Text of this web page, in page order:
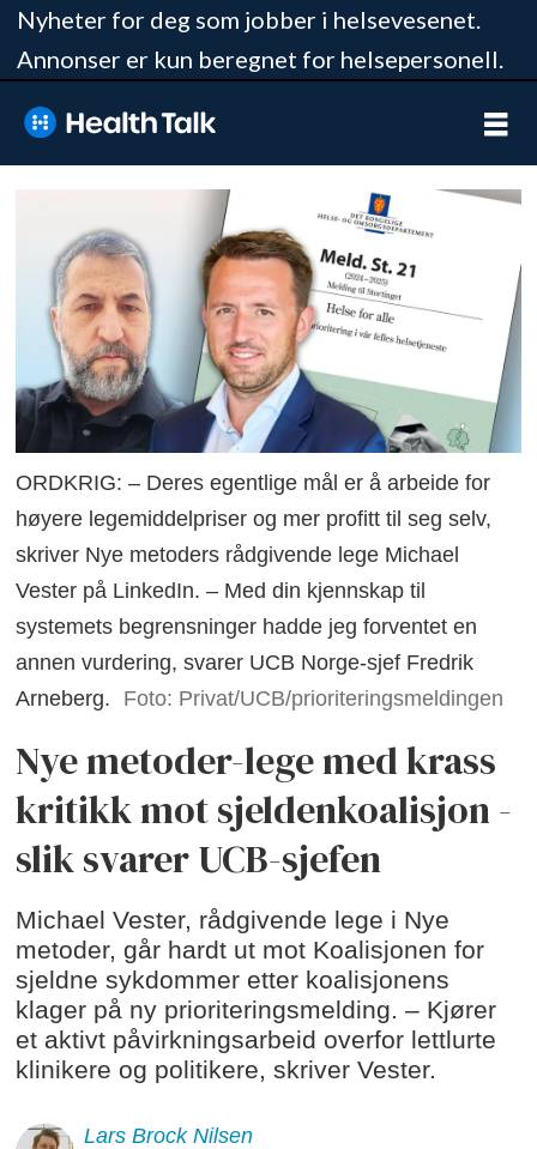
Nyheter for deg som jobber i helsevesenet.
Annonser er kun beregnet for helsepersonell.
ORDKRIG: – Deres egentlige mål er å arbeide for
høyere legemiddelpriser og mer profitt til seg selv,
skriver Nye metoders rådgivende lege Michael
Vester på LinkedIn. – Med din kjennskap til
systemets begrensninger hadde jeg forventet en
annen vurdering, svarer UCB Norge-sjef Fredrik
Arneberg.
Foto: Privat/UCB/prioriteringsmeldingen
Nye metoder-lege med krass
kritikk mot sjeldenkoalisjon -
slik svarer UCB-sjefen
Michael Vester, rådgivende lege i Nye
metoder, går hardt ut mot Koalisjonen for
sjeldne sykdommer etter koalisjonens
klager på ny prioriteringsmelding. – Kjører
et aktivt påvirkningsarbeid overfor lettlurte
klinikere og politikere, skriver Vester.
Lars Brock Nilsen